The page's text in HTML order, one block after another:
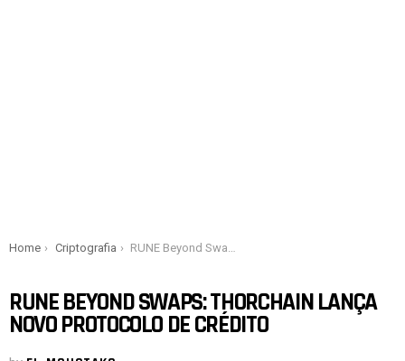
You are here:
Home Criptografia RUNE Beyond Swaps: THORChain lança novo protocolo de crédito
RUNE BEYOND SWAPS: THORCHAIN LANÇA
NOVO PROTOCOLO DE CRÉDITO